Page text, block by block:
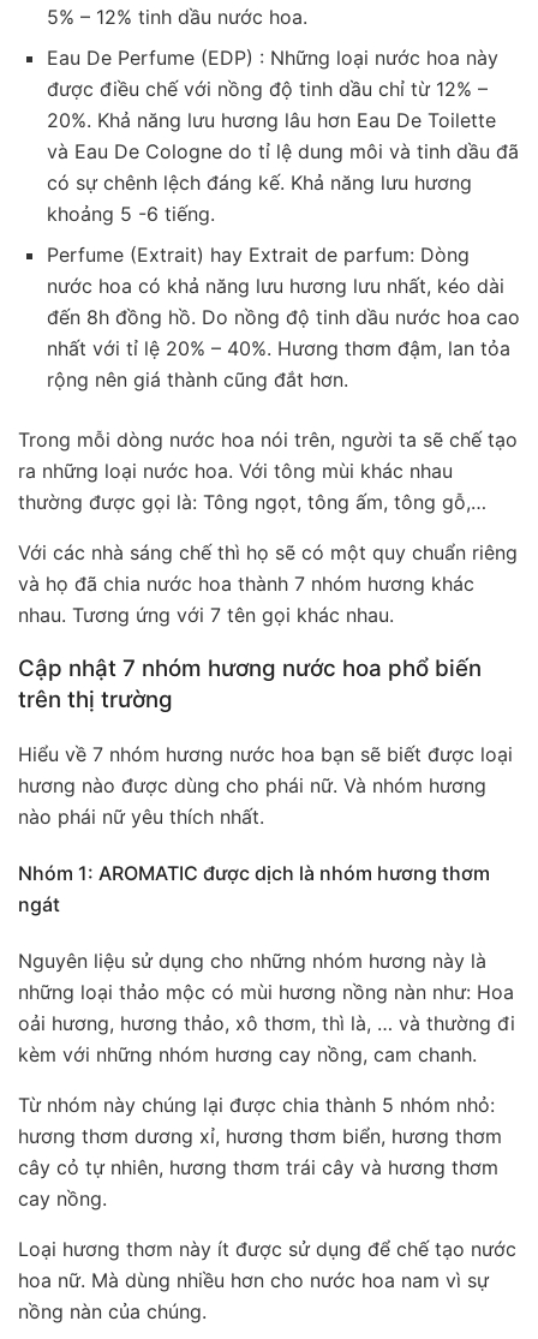
5% – 12% tinh dầu nước hoa.
Eau De Perfume (EDP) : Những loại nước hoa này
được điều chế với nồng độ tinh dầu chỉ từ 12% –
20%. Khả năng lưu hương lâu hơn Eau De Toilette
và Eau De Cologne do tỉ lệ dung môi và tinh dầu đã
có sự chênh lệch đáng kế. Khả năng lưu hương
khoảng 5 -6 tiếng.
Perfume (Extrait) hay Extrait de parfum: Dòng
nước hoa có khả năng lưu hương lưu nhất, kéo dài
đến 8h đồng hồ. Do nồng độ tinh dầu nước hoa cao
nhất với tỉ lệ 20% – 40%. Hương thơm đậm, lan tỏa
rộng nên giá thành cũng đắt hơn.
Trong mỗi dòng nước hoa nói trên, người ta sẽ chế tạo
ra những loại nước hoa. Với tông mùi khác nhau
thường được gọi là: Tông ngọt, tông ấm, tông gỗ,…
Với các nhà sáng chế thì họ sẽ có một quy chuẩn riêng
và họ đã chia nước hoa thành 7 nhóm hương khác
nhau. Tương ứng với 7 tên gọi khác nhau.
Cập nhật 7 nhóm hương nước hoa phổ biến
trên thị trường
Hiểu về 7 nhóm hương nước hoa bạn sẽ biết được loại
hương nào được dùng cho phái nữ. Và nhóm hương
nào phái nữ yêu thích nhất.
Nhóm 1: AROMATIC được dịch là nhóm hương thơm
ngát
Nguyên liệu sử dụng cho những nhóm hương này là
những loại thảo mộc có mùi hương nồng nàn như: Hoa
oải hương, hương thảo, xô thơm, thì là, … và thường đi
kèm với những nhóm hương cay nồng, cam chanh.
Từ nhóm này chúng lại được chia thành 5 nhóm nhỏ:
hương thơm dương xỉ, hương thơm biển, hương thơm
cây cỏ tự nhiên, hương thơm trái cây và hương thơm
cay nồng.
Loại hương thơm này ít được sử dụng để chế tạo nước
hoa nữ. Mà dùng nhiều hơn cho nước hoa nam vì sự
nồng nàn của chúng.